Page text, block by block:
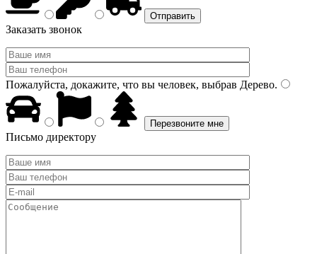
Заказать звонок
Пожалуйста, докажите, что вы человек, выбрав Дерево.
Письмо директору